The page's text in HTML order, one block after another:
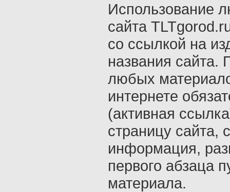
Использование
сайта
со ссылкой на
названия сайта.
любых
интернете
(активная
страницу сайта,
информация,
первого абзаца
материала.